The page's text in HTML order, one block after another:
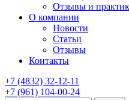
Отзывы и
О компании
Новости
Статьи
Отзывы
Контакты
+7 (4832) 32-12-11
+7 (961) 104-00-24